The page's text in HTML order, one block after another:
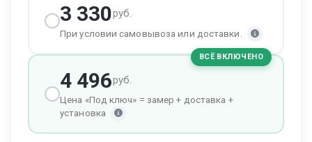
3 330руб.
При условии самовывоза или доставки.
ВСЁ ВКЛЮЧЕНО
4 496руб.
Цена «Под ключ» = замер + доставка +
установка